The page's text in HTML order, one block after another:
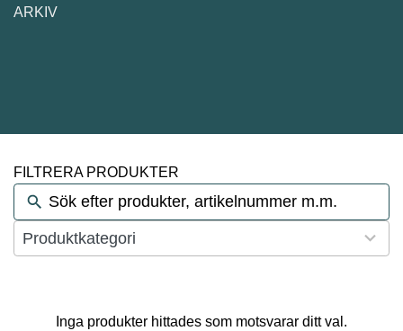
ARKIV
FILTRERA PRODUKTER
Produktkategori
124
results
Inga produkter hittades som motsvarar ditt val.